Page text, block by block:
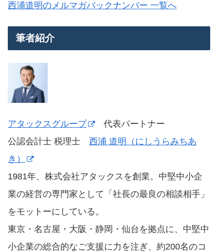
西浦道明のメルマガバックナンバー 一覧へ
筆者紹介
アタックスグループ
代表パートナー
公認会計士 税理士 西浦 道明（にしうらみちあ
き）
1981年、株式会社アタックスを創業。中堅中小企
業の経営の専門家として「社長の最良の相談相手」
をモットーにしている。
東京・名古屋・大阪・静岡・仙台を拠点に、中堅中
小企業の総合的なご支援に力を注ぎ、約200名のコ